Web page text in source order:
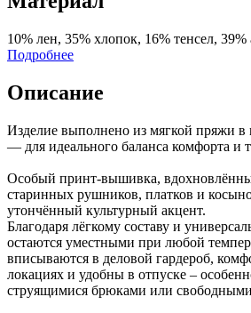
10% лен, 35% хлопок, 16% тенсел, 39%
Подробнее
Описание
Изделие выполнено из мягкой пряжи в
— для идеального баланса комфорта и
Особый принт-вышивка,
старинных рушников, платков и
утончённый культурный акцент.
Благодаря лёгкому составу и
остаются уместными при любой
вписываются в деловой гардероб,
локациях и удобны в отпуске –
струящимися брюками или